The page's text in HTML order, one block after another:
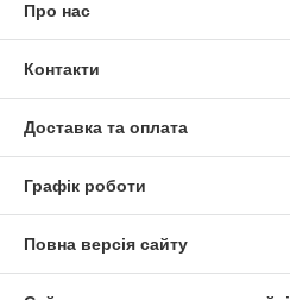
Про нас
Контакти
Доставка та оплата
Графік роботи
Повна версія сайту